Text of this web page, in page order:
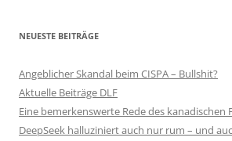
NEUESTE BEITRÄGE
Angeblicher Skandal beim CISPA – Bullshit?
Aktuelle Beiträge DLF
Eine bemerkenswerte Rede des kanadischen
DeepSeek halluziniert auch nur rum – und